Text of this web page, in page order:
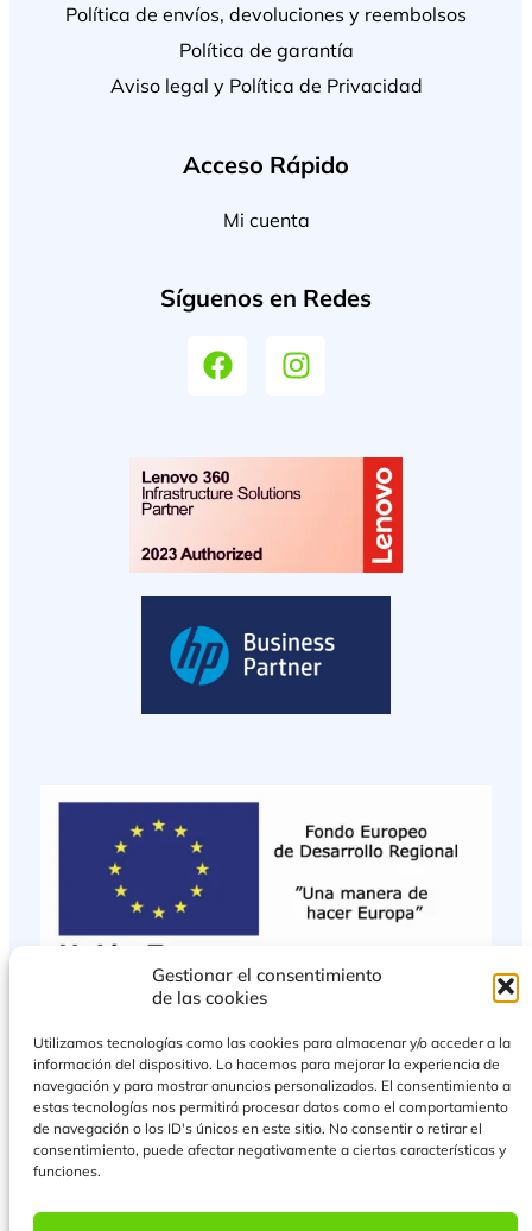
Gestionar el consentimiento
de las cookies
Utilizamos tecnologías como las cookies para almacenar y/o acceder a la
información del dispositivo. Lo hacemos para mejorar la experiencia de
navegación y para mostrar anuncios personalizados. El consentimiento a
estas tecnologías nos permitirá procesar datos como el comportamiento
de navegación o los ID's únicos en este sitio. No consentir o retirar el
consentimiento, puede afectar negativamente a ciertas características y
funciones.
Política de envíos, devoluciones y reembolsos
Política de garantía
Aviso legal y Política de Privacidad
Acceso Rápido
Mi cuenta
Síguenos en Redes